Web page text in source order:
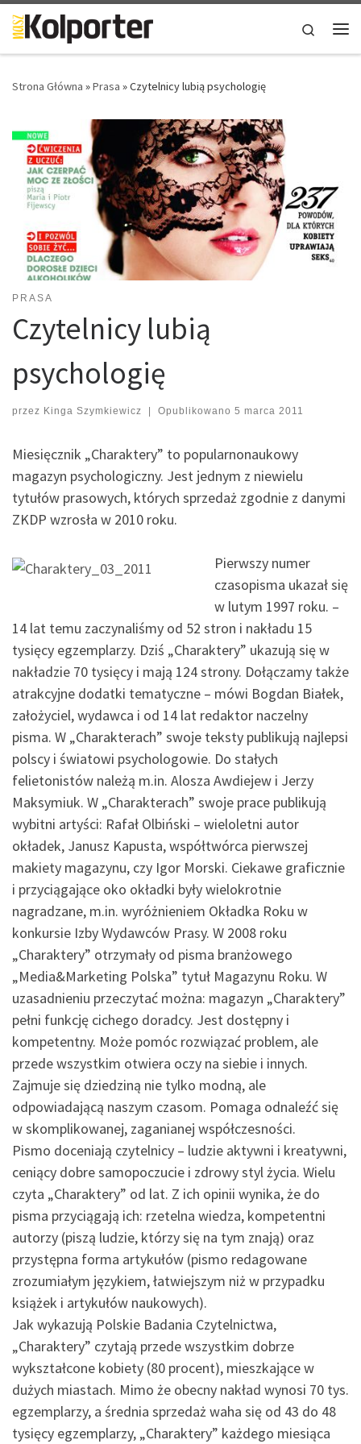
Skip to content
Search
Strona Główna »Prasa »Czytelnicy lubią psychologię
PRASA
Czytelnicy lubią
psychologię
przez Kinga Szymkiewicz Opublikowano 5 marca 2011
Miesięcznik „Charaktery” to popularnonaukowy
magazyn psychologiczny. Jest jednym z niewielu
tytułów prasowych, których sprzedaż zgodnie z danymi
ZKDP wzrosła w 2010 roku.
Pierwszy numer
czasopisma ukazał się
w lutym 1997 roku. –
14 lat temu zaczynaliśmy od 52 stron i nakładu 15
tysięcy egzemplarzy. Dziś „Charaktery” ukazują się w
nakładzie 70 tysięcy i mają 124 strony. Dołączamy także
atrakcyjne dodatki tematyczne – mówi Bogdan Białek,
założyciel, wydawca i od 14 lat redaktor naczelny
pisma. W „Charakterach” swoje teksty publikują najlepsi
polscy i światowi psychologowie. Do stałych
felietonistów należą m.in. Alosza Awdiejew i Jerzy
Maksymiuk. W „Charakterach” swoje prace publikują
wybitni artyści: Rafał Olbiński – wieloletni autor
okładek, Janusz Kapusta, współtwórca pierwszej
makiety magazynu, czy Igor Morski. Ciekawe graficznie
i przyciągające oko okładki były wielokrotnie
nagradzane, m.in. wyróżnieniem Okładka Roku w
konkursie Izby Wydawców Prasy. W 2008 roku
„Charaktery” otrzymały od pisma branżowego
„Media&Marketing Polska” tytuł Magazynu Roku. W
uzasadnieniu przeczytać można: magazyn „Charaktery”
pełni funkcję cichego doradcy. Jest dostępny i
kompetentny. Może pomóc rozwiązać problem, ale
przede wszystkim otwiera oczy na siebie i innych.
Zajmuje się dziedziną nie tylko modną, ale
odpowiadającą naszym czasom. Pomaga odnaleźć się
w skomplikowanej, zaganianej współczesności.
Pismo doceniają czytelnicy – ludzie aktywni i kreatywni,
ceniący dobre samopoczucie i zdrowy styl życia. Wielu
czyta „Charaktery” od lat. Z ich opinii wynika, że do
pisma przyciągają ich: rzetelna wiedza, kompetentni
autorzy (piszą ludzie, którzy się na tym znają) oraz
przystępna forma artykułów (pismo redagowane
zrozumiałym językiem, łatwiejszym niż w przypadku
książek i artykułów naukowych).
Jak wykazują Polskie Badania Czytelnictwa,
„Charaktery” czytają przede wszystkim dobrze
wykształcone kobiety (80 procent), mieszkające w
dużych miastach. Mimo że obecny nakład wynosi 70 tys.
egzemplarzy, a średnia sprzedaż waha się od 43 do 48
tysięcy egzemplarzy, „Charaktery” każdego miesiąca